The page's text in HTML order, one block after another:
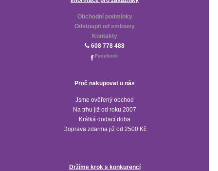
Obchodní podmínky
Odstoupit od smlouvy
Kontakty
608 778 488
Facebook
Proč nakupovat u nás
Jsme ověřený obchod
Na trhu již od roku 2007
Krátká dodací doba
Doprava zdarma již od 2500 Kč
Držíme krok s konkurencí